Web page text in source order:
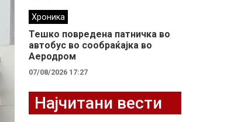
Хроника
Тешко повредена патничка во
автобус во сообраќајка во
Аеродром
07/08/2026 17:27
Најчитани вести